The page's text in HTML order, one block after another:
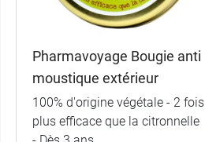
Pharmavoyage Bougie anti
moustique extérieur
100% d'origine végétale - 2 fois
plus efficace que la citronnelle